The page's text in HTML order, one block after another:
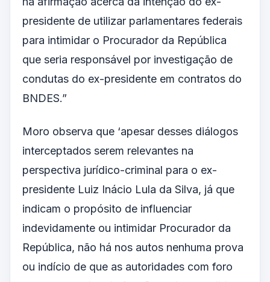
presidente de utilizar parlamentares federais
para intimidar o Procurador da República
que seria responsável por investigação de
condutas do ex-presidente em contratos do
BNDES.”
Moro observa que ‘apesar desses diálogos
interceptados serem relevantes na
perspectiva jurídico-criminal para o ex-
presidente Luiz Inácio Lula da Silva, já que
indicam o propósito de influenciar
indevidamente ou intimidar Procurador da
República, não há nos autos nenhuma prova
ou indício de que as autoridades com foro